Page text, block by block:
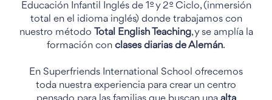
Educación Infantil Inglés de 1º y 2º Ciclo, (inmersión
total en el idioma inglés) donde trabajamos con
nuestro método Total English Teaching, y se amplía la
formación con clases diarias de Alemán.
En Superfriends International School ofrecemos
toda nuestra experiencia para crear un centro